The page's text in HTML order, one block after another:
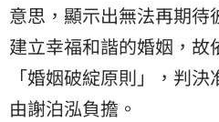
意思，顯示出無法再期待
建立幸福和諧的婚姻，故
「婚姻破綻原則」，判
由謝泊泓負擔。